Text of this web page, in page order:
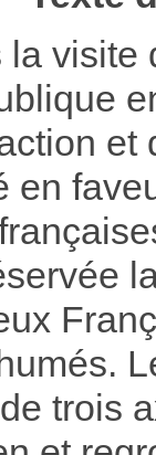
la visite
en
trois